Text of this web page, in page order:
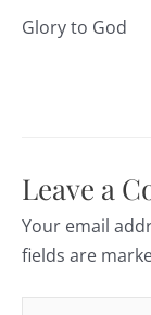
Glory to God
Leave a
Your email
fields are